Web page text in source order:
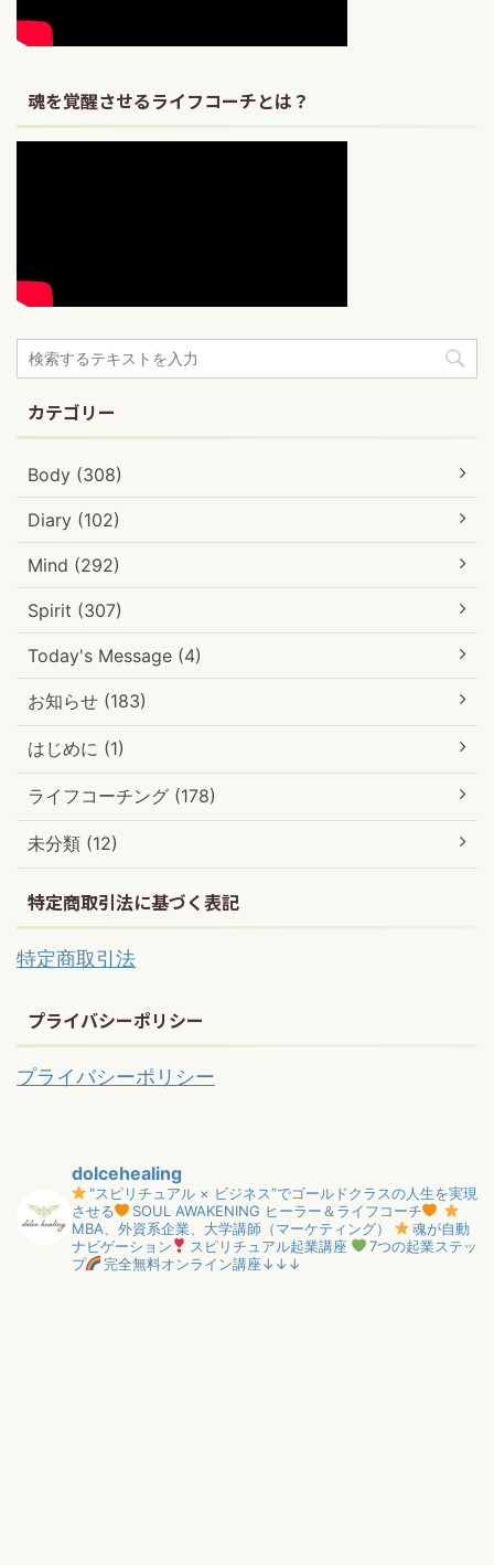
魂を覚醒させるライフコーチとは？
カテゴリー
Body (308)
Diary (102)
Mind (292)
Spirit (307)
Today's Message (4)
お知らせ (183)
はじめに (1)
ライフコーチング (178)
未分類 (12)
特定商取引法に基づく表記
特定商取引法
プライバシーポリシー
プライバシーポリシー
dolcehealing
"スピリチュアル × ビジネス”でゴールドクラスの人生を実現
させる
SOUL AWAKENING ヒーラー＆ライフコーチ
MBA、外資系企業、大学講師（マーケティング）
魂が自動
ナビゲーション
スピリチュアル起業講座
7つの起業ステッ
プ
完全無料オンライン講座↓↓↓